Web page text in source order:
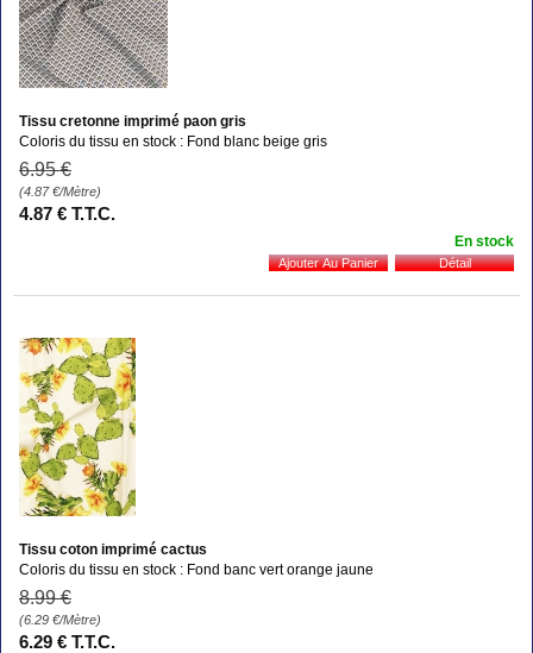
Tissu cretonne imprimé paon gris
Coloris du tissu en stock : Fond blanc beige gris
6.95 €
(4.87€/Mètre)
4.87 € T.T.C.
En stock
Tissu coton imprimé cactus
Coloris du tissu en stock : Fond banc vert orange jaune
8.99 €
(6.29 €/Mètre)
6.29 € T.T.C.